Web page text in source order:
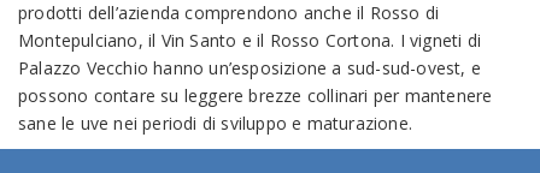
prodotti dell’azienda comprendono anche il Rosso di
Montepulciano, il Vin Santo e il Rosso Cortona. I vigneti di
Palazzo Vecchio hanno un’esposizione a sud-sud-ovest, e
possono contare su leggere brezze collinari per mantenere
sane le uve nei periodi di sviluppo e maturazione.